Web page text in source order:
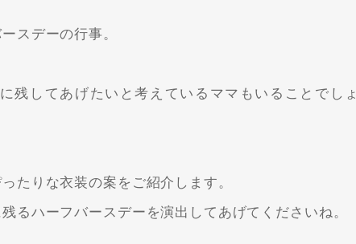
スデーの行事。
残してあげたいと考えているママもいることでしょ
たりな衣装の案をご紹介します。
るハーフバースデーを演出してあげてくださいね。